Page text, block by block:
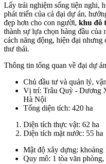
Lấy trải nghiệm sống tiện nghi,
phát triển của cả đại dự án,
đẹp hơn cho con người, khu đô
thành sự lựa chọn hàng đầu
cách năng động, hiện đại
thư thái.
Thông tin tổng quan về đại dự
Chủ đầu tư và quản lý,
Vị trí: Trâu Quỳ - Dương
Hà Nội
Tổng diện tích: 420 ha
Diện tích thực vật: 62 ha
Diện tích mặt nước: 55 ha
Mật độ xây dựng: khoảng
Quy mô: 1 tòa văn